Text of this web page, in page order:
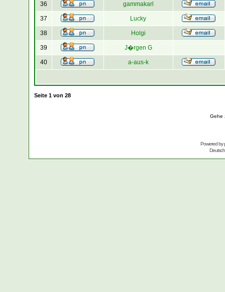
36 gammakarl
37 Lucky
38 Holgi
39 J�rgen G
40 a-aus-k
Seite 1von 28
Gehe
Powered by